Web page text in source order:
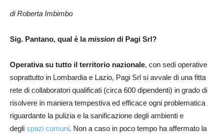
di Roberta Imbimbo
Sig. Pantano, qual è lamission di Pagi Srl?
Operativa su tutto il territorio nazionale, con sedi operative
soprattutto in Lombardia e Lazio, Pagi Srl si avvale di una fitta
rete di collaboratori qualificati (circa 600 dipendenti) in grado di
risolvere in maniera tempestiva ed efficace ogni problematica
riguardante la pulizia e la sanificazione degli ambienti e
degli spazi comuni. Non a caso in poco tempo ha affermato la